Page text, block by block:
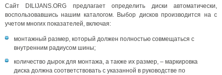
Сайт DILIJANS.ORG предлагает определить диски автоматически,
воспользовавшись нашим каталогом. Выбор дисков производится на с
учетом многих показателей, включая:
монтажный размер, который должен полностью совмещаться с
внутренним радиусом шины;
количество дырок для монтажа, а также их размер, – маркировка
диска должна соответствовать с указанной в руководстве по